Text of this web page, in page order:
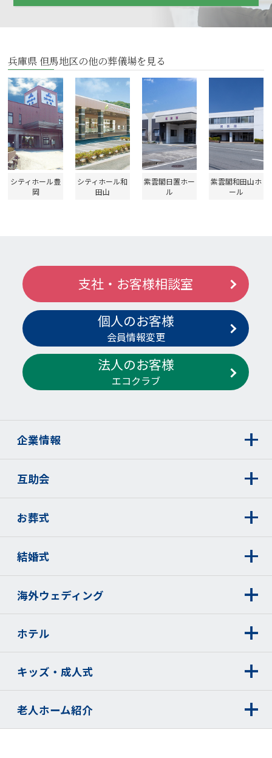
兵庫県 但馬地区の他の葬儀場を見る
シティホール豊
岡
シティホール和
田山
紫雲閣日置ホー
ル
紫雲閣和田山ホ
ール
支社・お客様相談室
個人のお客様
会員情報変更
法人のお客様
エコクラブ
企業情報
互助会
お葬式
結婚式
海外ウェディング
ホテル
キッズ・成人式
老人ホーム紹介